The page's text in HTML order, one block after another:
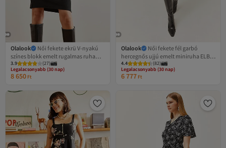
Olalook
Női fekete ekrü V-nyakú
színes blokk emelt rugalmas ruha
ELB- 19002306
3.9 (27)
Legalacsonyabb (30 nap)
Ingyenes szállítás
Legalacsonyabb (30 nap)
8 650 Ft
Olalook
Női fekete fél garbó
hercegnős ujjú emelt miniruha ELB-
19002006
4.4 (82)
Legalacsonyabb (30 nap)
Ingyenes szállítás 7500 Ft felett
Legalacsonyabb (30 nap)
6 777 Ft